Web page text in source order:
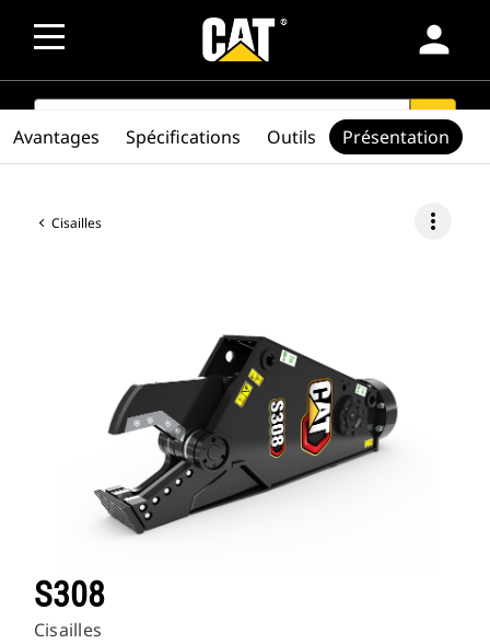
person
SEARCH search
Cisailles more_vert
S308
Cisailles
Avantages Spécifications Outils Présentation